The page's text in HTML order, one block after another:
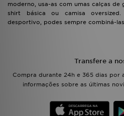
moderno, usa-as com umas calças
shirt básica ou camisa
desportivo, podes sempre combiná-
Transfere a
Compra durante 24h e 365 dias por
informações sobre as últimas